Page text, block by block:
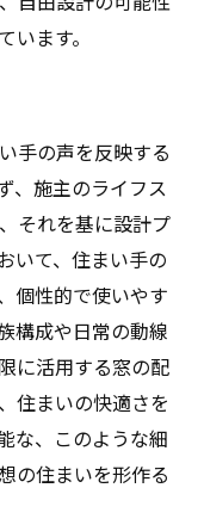
ます。
手の声を反映する
、施主のライフス
それを基に設計プ
いて、住まい手の
個性的で使いやす
構成や日常の動線
に活用する窓の配
住まいの快適さを
な、このような細
の住まいを形作る